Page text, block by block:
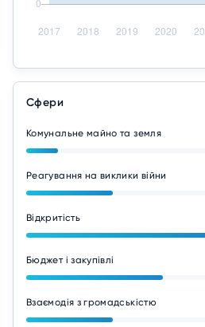
Сфери
Комунальне майно та земля
Реагування на виклики війни
Відкритість
Бюджет і закупівлі
Взаємодія з громадськістю